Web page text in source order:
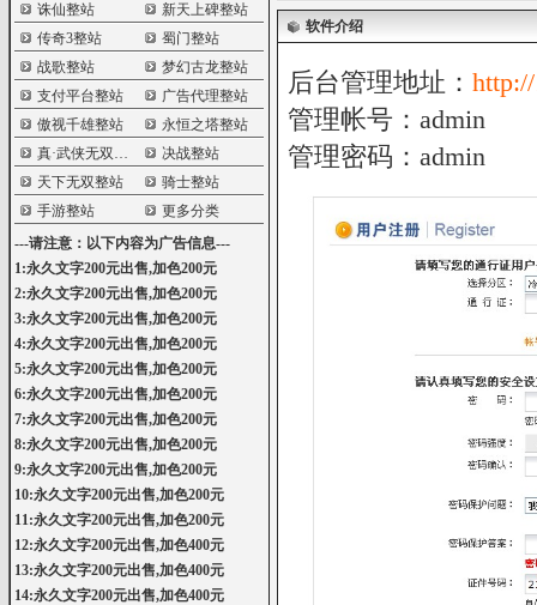
诛仙整站
新天上碑整站
传奇3整站
蜀门整站
战歌整站
梦幻古龙整站
支付平台整站
广告代理整站
傲视千雄整站
永恒之塔整站
真·武侠无双整站
决战整站
天下无双整站
骑士整站
手游整站
更多分类
---请注意：以下内容为广告信息---
1:永久文字200元出售,加色200元
2:永久文字200元出售,加色200元
3:永久文字200元出售,加色200元
4:永久文字200元出售,加色200元
5:永久文字200元出售,加色200元
6:永久文字200元出售,加色200元
7:永久文字200元出售,加色200元
8:永久文字200元出售,加色200元
9:永久文字200元出售,加色200元
10:永久文字200元出售,加色200元
11:永久文字200元出售,加色200元
12:永久文字200元出售,加色400元
13:永久文字200元出售,加色400元
14:永久文字200元出售,加色400元
软件介绍
后台管理地址：
管理帐号：admin
管理密码：admin